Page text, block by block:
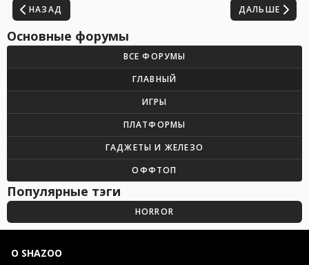
НАЗАД ДАЛЬШЕ
Основные форумы
ВСЕ ФОРУМЫ
ГЛАВНЫЙ
ИГРЫ
ПЛАТФОРМЫ
ГАДЖЕТЫ И ЖЕЛЕЗО
ОФФТОП
Популярные тэги
HORROR
О SHAZOO